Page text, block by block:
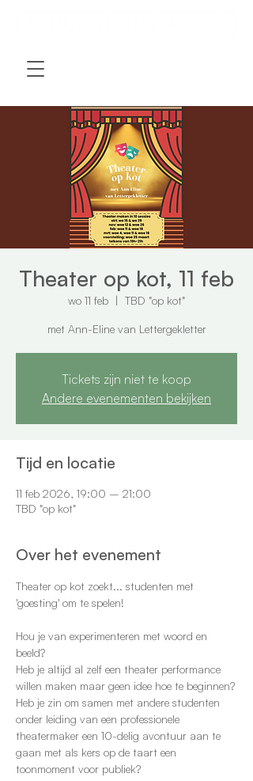
Theater op kot, 11 feb
wo 11 feb
  |
TBD "op kot"
met Ann-Eline van Lettergekletter
Tickets zijn niet te koop
Andere evenementen bekijken
Tijd en locatie
11 feb 2026, 19:00 – 21:00
TBD "op kot"
Over het evenement
Theater op kot zoekt... studenten met
'goesting' om te spelen!
Hou je van experimenteren met woord en
beeld?
Heb je altijd al zelf een theater performance
willen maken maar geen idee hoe te beginnen?
Heb je zin om samen met andere studenten
onder leiding van een professionele
theatermaker een 10-delig avontuur aan te
gaan met als kers op de taart een
toonmoment voor publiek?